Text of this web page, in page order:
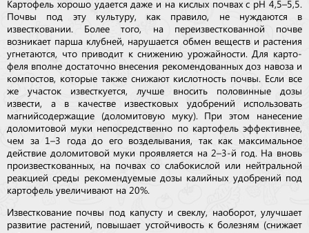
Картофель хорошо удается даже и на кислых почвах с pH 4,5–5,5.
Почвы под эту культуру, как правило, не нуждаются в
известковании. Более того, на переизвесткованной почве
возникает парша клубней, нарушается обмен веществ и растения
угнетаются, что приводит к снижению урожайности. Для кар­то­
феля вполне достаточно внесения рекомендованных доз навоза и
компостов, которые также снижают кислотность почвы. Если все
же участок известкуется, лучше вносить половинные дозы
извести, а в качестве известковых удобрений использовать
магнийсодержащие (доломитовую муку). При этом нанесение
доломитовой муки непосредственно по картофель эффективнее,
чем за 1–3 года до его возделывания, так как максимальное
действие доломитовой муки проявляется на 2–3-й год. На вновь
произвесткованных, на почвах со слабокислой или нейтральной
реакцией среды рекомендуемые дозы калийных удобрений под
картофель уве­ли­чивают на 20%.
Известкование почвы под капусту и свеклу, наоборот, улучшает
развитие растений, повышает устойчивость к болезням (снижает